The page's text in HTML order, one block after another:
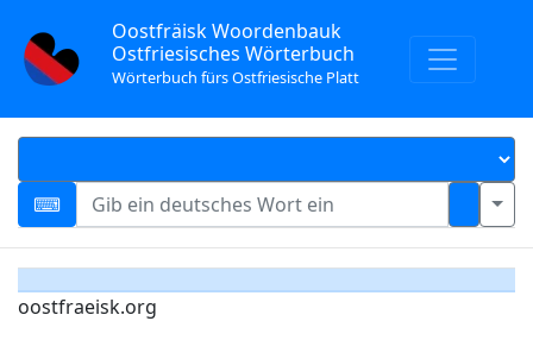
Oostfräisk Woordenbauk
Ostfriesisches Wörterbuch
Wörterbuch fürs Ostfriesische Platt
oostfraeisk.org